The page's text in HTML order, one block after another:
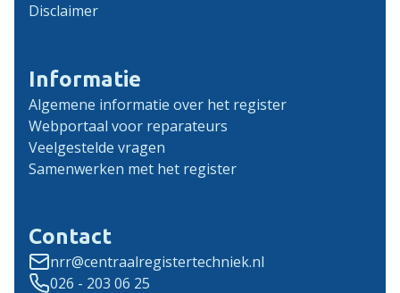
Disclaimer
Informatie
Algemene informatie over het register
Webportaal voor reparateurs
Veelgestelde vragen
Samenwerken met het register
Contact
nrr@centraalregistertechniek.nl
026 - 203 06 25